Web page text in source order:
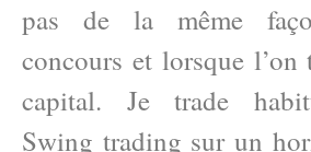
pas de la même
concours et lorsque l’on
capital. Je trade
Swing trading sur un